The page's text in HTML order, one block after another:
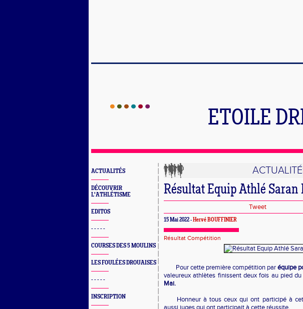
ETOILE
ACTUALITÉS
DÉCOUVRIR
L'ATHLÉTISME
EDITOS
- - - - -
COURSES DES 5 MOULINS
LES FOULÉES DROUAISES
- - - - -
INSCRIPTION
Résultat Equip Athlé Saran
Tweet
15 Mai 2022 -Hervé BOUFFINIER
Résultat Compétition
Pour cette première compétition paréquipe
valeureux athlètes finissent deux fois au pied
Mai.
Honneur à tous ceux qui ont participé à